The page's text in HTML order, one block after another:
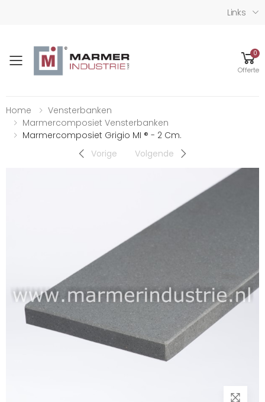
Links
Toggle mobile menu
0
Offerte
Home
Vensterbanken
Marmercomposiet Vensterbanken
Marmercomposiet Grigio MI ® - 2 Cm.
Vorige
Volgende